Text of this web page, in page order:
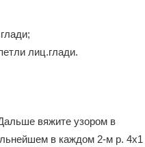
лиц.глади.
вяжите узором в
в каждом 2-м р. 4х1